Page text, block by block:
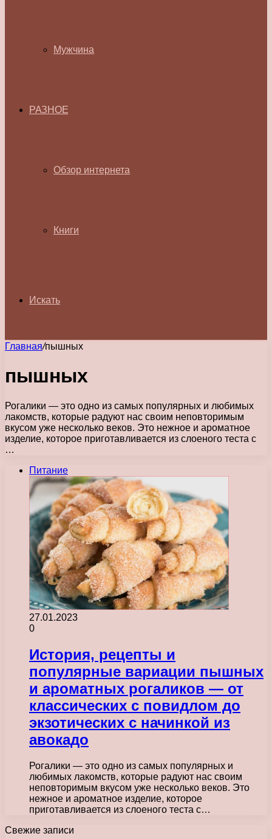
Мужчина
РАЗНОЕ
Обзор интернета
Книги
Искать
Главная/пышных
пышных
Рогалики — это одно из самых популярных и любимых
лакомств, которые радуют нас своим неповторимым
вкусом уже несколько веков. Это нежное и ароматное
изделие, которое приготавливается из слоеного теста с
…
Питание
27.01.2023
0
История, рецепты и
популярные вариации пышных
и ароматных рогаликов — от
классических с повидлом до
экзотических с начинкой из
авокадо
Рогалики — это одно из самых популярных и
любимых лакомств, которые радуют нас своим
неповторимым вкусом уже несколько веков. Это
нежное и ароматное изделие, которое
приготавливается из слоеного теста с…
Свежие записи